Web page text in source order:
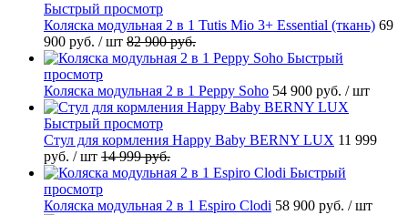
Быстрый просмотр
Коляска модульная 2 в 1 Tutis Mio 3+ Essential (ткань) 69
900 руб. / шт 82 900 руб.
Быстрый
просмотр
Коляска модульная 2 в 1 Peppy Soho 54 900 руб. / шт
Быстрый просмотр
Стул для кормления Happy Baby BERNY LUX 11 999
руб. / шт 14 999 руб.
Быстрый
просмотр
Коляска модульная 2 в 1 Espiro Clodi 58 900 руб. / шт